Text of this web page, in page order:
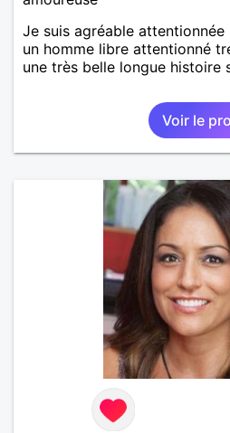
Je suis agréable attentionnée
un homme libre attentionné
une très belle longue histoire
Voir le